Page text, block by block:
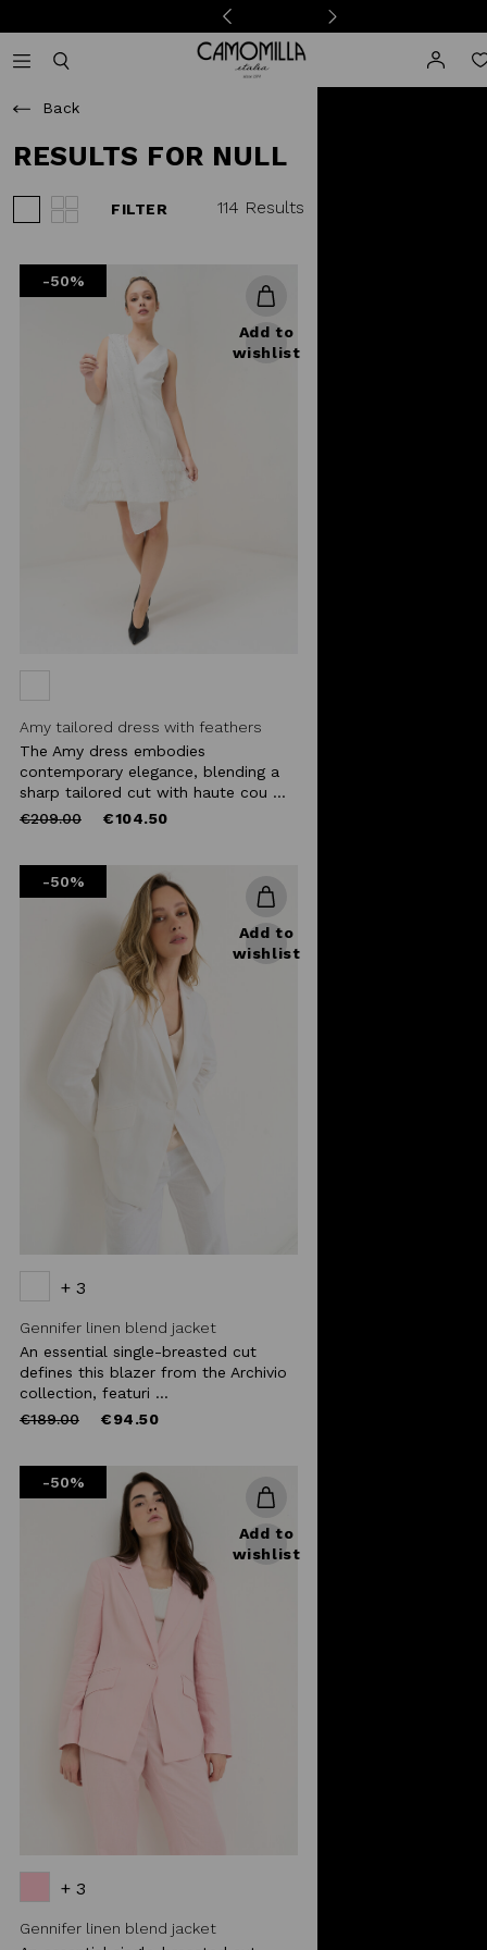
Camomilla Italia®
Back
RESULTS FOR NULL
FILTER 114 Results
-50%
Add to
wishlist
Amy tailored dress with feathers
The Amy dress embodies
contemporary elegance, blending a
sharp tailored cut with haute cou ...
Price
€209.00to €104.50
-50%
Add to
wishlist
+ 3
Gennifer linen blend jacket
An essential single-breasted cut
defines this blazer from the Archivio
collection, featuri ...
Price
€189.00to €94.50
-50%
Add to
wishlist
+ 3
Gennifer linen blend jacket